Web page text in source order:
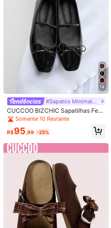
4,89 97K Seguidores
4,89 97K Seguidores
4,89 97K Seguidores
97K Seguidores
4,89 97K Seguidores
Seguir
R$145,99 R$153,95
Você Também Pode Gostar
14
#Sapatos Minimalistas
CUCCOO BIZCHIC Sapatilhas Femi
ninasSomente 10 Restante
R$95 ,99 -25%